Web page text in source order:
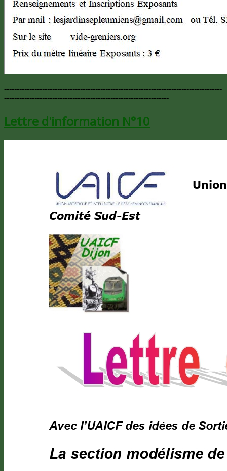
--------------------------------------------------------------------------------------
-----------------------------------------------------------------
Lettre d'information N°10